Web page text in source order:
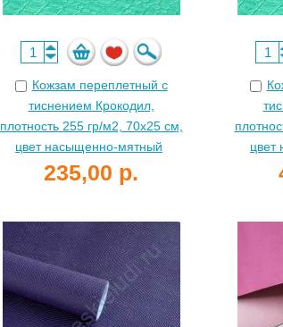
Кожзам переплетный с
тиснением Крокодил,
плотность 255 гр/м2, 70х25 см,
цвет насыщенно-мятный
235,00 р.
цвет